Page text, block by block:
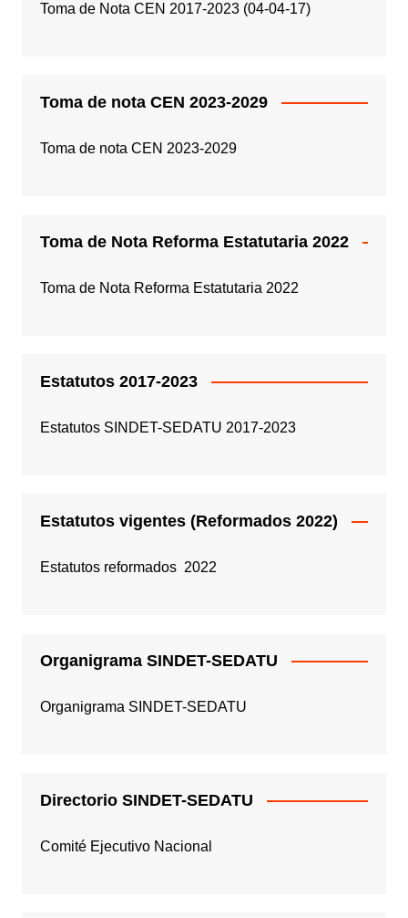
Toma de Nota CEN 2017-2023 (04-04-17)
Toma de nota CEN 2023-2029
Toma de nota CEN 2023-2029
Toma de Nota Reforma Estatutaria 2022
Toma de Nota Reforma Estatutaria 2022
Estatutos 2017-2023
Estatutos SINDET-SEDATU 2017-2023
Estatutos vigentes (Reformados 2022)
Estatutos reformados 2022
Organigrama SINDET-SEDATU
Organigrama SINDET-SEDATU
Directorio SINDET-SEDATU
Comité Ejecutivo Nacional